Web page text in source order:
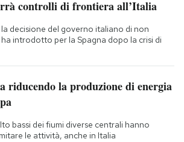
controlli di frontiera all’Italia
decisione del governo italiano di non
introdotto per la Spagna dopo la crisi di
riducendo la produzione di energia
bassi dei fiumi diverse centrali hanno
le attività, anche in Italia